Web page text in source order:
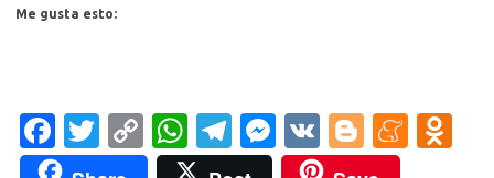
Me gusta esto:
Fa
c
T
w
C
o
W
h
T
el
M
es
V
K
Bl
o
M